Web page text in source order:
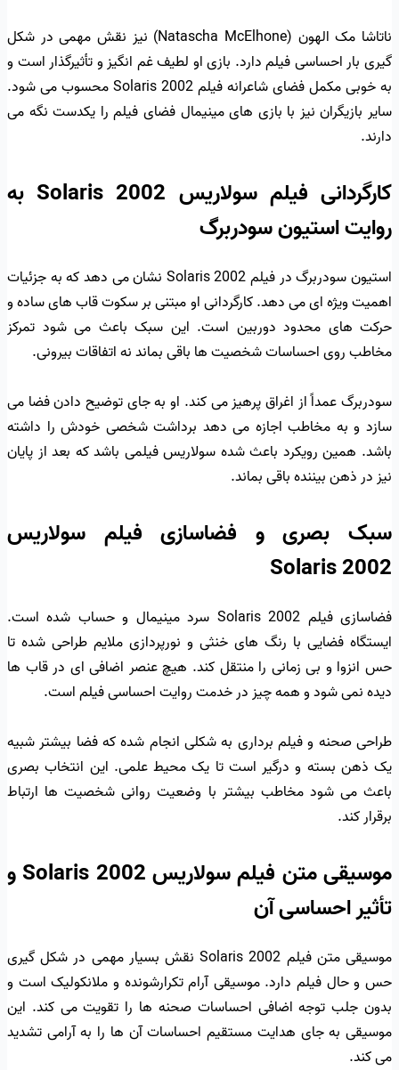
ناتاشا مک الهون (Natascha McElhone) نیز نقش مهمی در شکل
گیری بار احساسی فیلم دارد. بازی او لطیف غم انگیز و تأثیرگذار است و
به خوبی مکمل فضای شاعرانه فیلم Solaris 2002 محسوب می شود.
سایر بازیگران نیز با بازی های مینیمال فضای فیلم را یکدست نگه می
دارند.
کارگردانی فیلم سولاریس Solaris 2002 به
روایت استیون سودربرگ
استیون سودربرگ در فیلم Solaris 2002 نشان می دهد که به جزئیات
اهمیت ویژه ای می دهد. کارگردانی او مبتنی بر سکوت قاب های ساده و
حرکت های محدود دوربین است. این سبک باعث می شود تمرکز
مخاطب روی احساسات شخصیت ها باقی بماند نه اتفاقات بیرونی.
سودربرگ عمداً از اغراق پرهیز می کند. او به جای توضیح دادن فضا می
سازد و به مخاطب اجازه می دهد برداشت شخصی خودش را داشته
باشد. همین رویکرد باعث شده سولاریس فیلمی باشد که بعد از پایان
نیز در ذهن بیننده باقی بماند.
سبک بصری و فضاسازی فیلم سولاریس
Solaris 2002
فضاسازی فیلم Solaris 2002 سرد مینیمال و حساب شده است.
ایستگاه فضایی با رنگ های خنثی و نورپردازی ملایم طراحی شده تا
حس انزوا و بی زمانی را منتقل کند. هیچ عنصر اضافی ای در قاب ها
دیده نمی شود و همه چیز در خدمت روایت احساسی فیلم است.
طراحی صحنه و فیلم برداری به شکلی انجام شده که فضا بیشتر شبیه
یک ذهن بسته و درگیر است تا یک محیط علمی. این انتخاب بصری
باعث می شود مخاطب بیشتر با وضعیت روانی شخصیت ها ارتباط
برقرار کند.
موسیقی متن فیلم سولاریس Solaris 2002 و
تأثیر احساسی آن
موسیقی متن فیلم Solaris 2002 نقش بسیار مهمی در شکل گیری
حس و حال فیلم دارد. موسیقی آرام تکرارشونده و ملانکولیک است و
بدون جلب توجه اضافی احساسات صحنه ها را تقویت می کند. این
موسیقی به جای هدایت مستقیم احساسات آن ها را به آرامی تشدید
می کند.